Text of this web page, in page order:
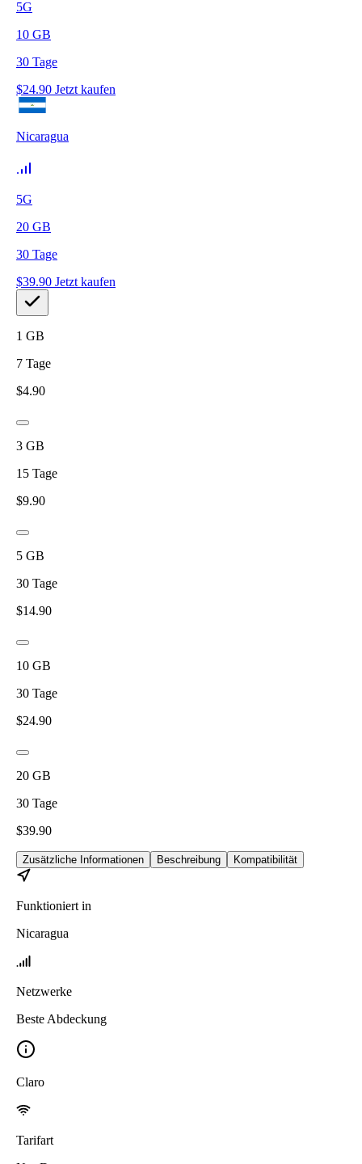
5G
10 GB
30 Tage
$24.90 Jetzt kaufen
Nicaragua
5G
20 GB
30 Tage
$39.90 Jetzt kaufen
1 GB
7 Tage
$4.90
3 GB
15 Tage
$9.90
5 GB
30 Tage
$14.90
10 GB
30 Tage
$24.90
20 GB
30 Tage
$39.90
Zusätzliche Informationen Beschreibung Kompatibilität
Funktioniert in
Nicaragua
Netzwerke
Beste Abdeckung
Claro
Tarifart